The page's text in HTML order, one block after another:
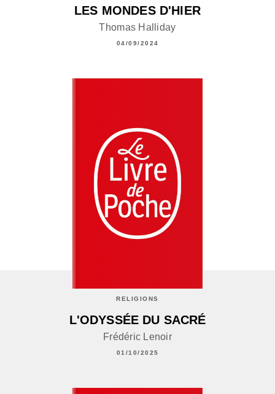
LES MONDES D'HIER
Thomas Halliday
04/09/2024
RELIGIONS
L'ODYSSÉE DU SACRÉ
Frédéric Lenoir
01/10/2025